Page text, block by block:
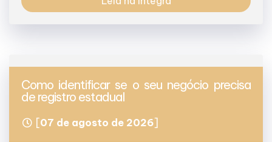
Como identificar se o seu negócio precisa
de registro estadual
[07 de agosto de 2026]